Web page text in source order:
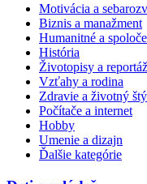
Motivácia a
Biznis a manažment
Humanitné a
História
Životopisy a
Vzťahy a rodina
Zdravie a životný
Počítače a internet
Hobby
Umenie a dizajn
Ďalšie kategórie